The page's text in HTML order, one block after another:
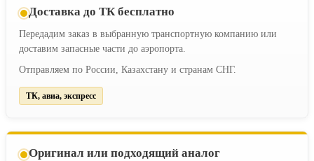
Доставка до ТК бесплатно
Передадим заказ в выбранную транспортную компанию или
доставим запасные части до аэропорта.
Отправляем по России, Казахстану и странам СНГ.
ТК, авиа, экспресс
Оригинал или подходящий аналог